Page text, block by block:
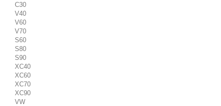
C30
V40
V60
V70
S60
S80
S90
XC40
XC60
XC70
XC90
VW